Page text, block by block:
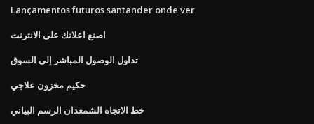
Lançamentos futuros santander onde ver
اصنع اعلانك على الانترنت
تداول الوصول المباشر إلى السوق
حكيم مخزون علاجي
خط الاتجاه الشمعدان الرسم البياني